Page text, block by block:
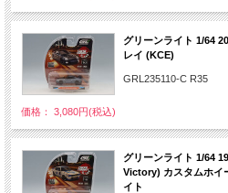
グリーンライト 1/64
レイ (KCE)
GRL235110-C R35
価格： 3,080円(税込)
グリーンライト 1/64
Victory) カスタムホイ
イト